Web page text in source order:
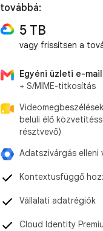
továbbá:
5 TB
vagy frissítsen a
Egyéni üzleti e-
+ S/MIME-titkosítás
belüli élő
résztvevő)
Adatszivárgás elleni
Kontextusfüggő
Vállalati adatrégiók
Cloud Identity